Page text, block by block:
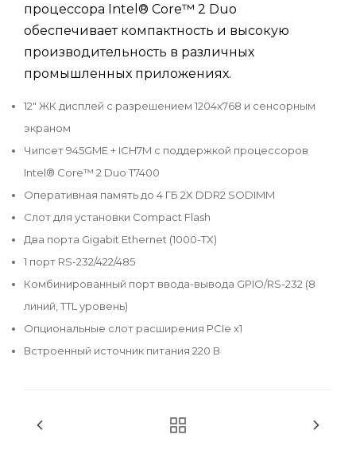
процессора Intel® Core™ 2 Duo
обеспечивает компактность и высокую
производительность в различных
промышленных приложениях.
12" ЖК дисплей c разрешением 1204x768 и сенсорным
экраном
Чипсет 945GME + ICH7M с поддержкой процессоров
Intel® Core™ 2 Duo T7400
Оперативная память до 4 ГБ 2X DDR2 SODIMM
Слот для установки Compact Flash
Два порта Gigabit Ethernet (1000-TX)
1 порт RS-232/422/485
Комбинированный порт ввода-вывода GPIO/RS-232 (8
линий, TTL уровень)
Опциональные слот расширения PCIe x1
Встроенный источник питания 220 В